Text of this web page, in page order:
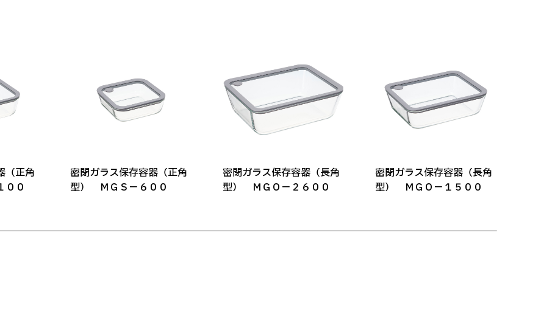
（正角
０
密閉ガラス保存容器（正角
型） ＭＧＳ－６００
密閉ガラス保存容器（長角
型） ＭＧＯ－２６００
密閉ガラス保存容器（長角
型） ＭＧＯ－１５００